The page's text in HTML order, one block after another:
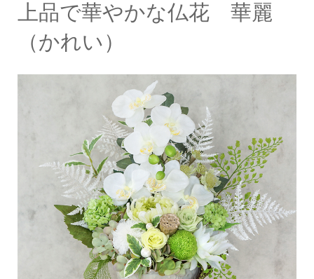
上品で華やかな仏花 華麗
（かれい）